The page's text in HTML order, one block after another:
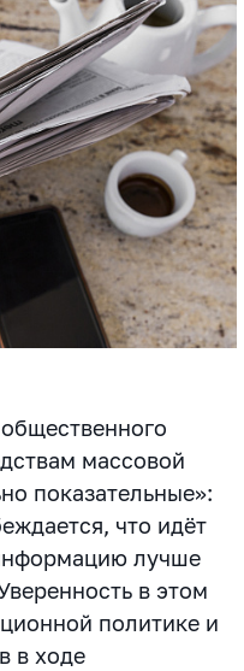
массовой
показательные»:
что идёт
лучше
в этом
политике и
в ходе